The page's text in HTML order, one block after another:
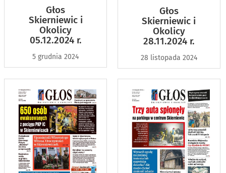
Głos
Skierniewic i
Okolicy
05.12.2024 r.
5 grudnia 2024
Głos
Skierniewic i
Okolicy
28.11.2024 r.
28 listopada 2024